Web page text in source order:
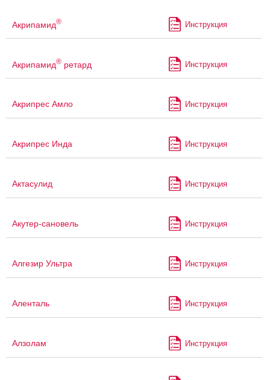
Акрипамид® Инструкция
Акрипамид® ретард Инструкция
Акрипрес Амло Инструкция
Акрипрес Инда Инструкция
Актасулид Инструкция
Акутер-сановель Инструкция
Алгезир Ультра Инструкция
Аленталь Инструкция
Алзолам Инструкция